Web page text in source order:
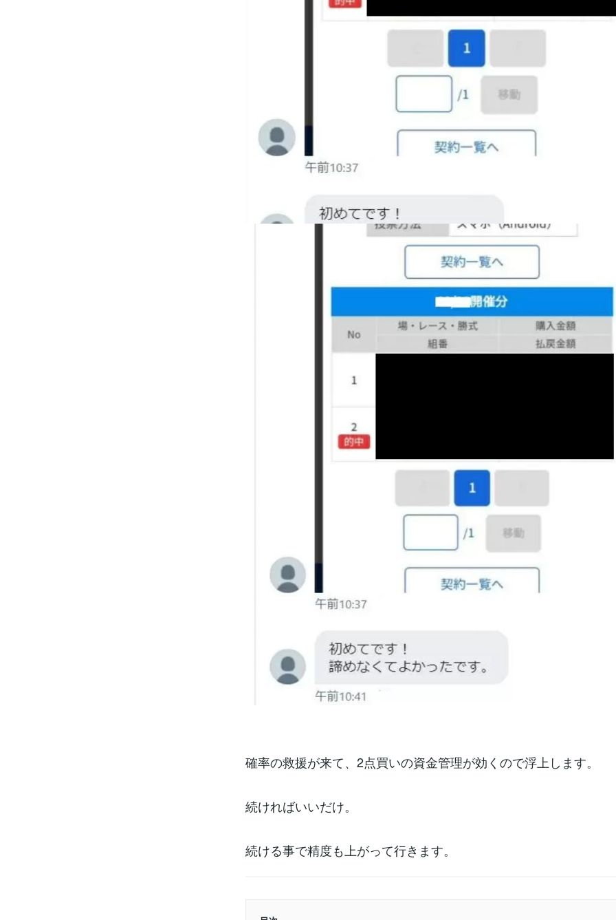
確率の救援が来て、2点買いの資金管理が効くので浮上します。
続ければいいだけ。
続ける事で精度も上がって行きます。